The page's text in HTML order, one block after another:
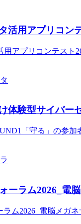
活用アプリコン
用アプリコンテスト
体験型サイバー
「守る」の参加
ーラム2026_電
ム2026_電脳メガネ